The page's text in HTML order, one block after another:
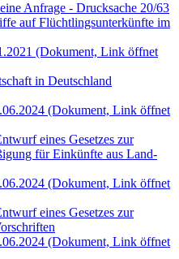
Anfrage - Drucksache 20/63
auf Flüchtlingsunterkünfte im
(Dokument, Link öffnet
in Deutschland
(Dokument, Link öffnet
eines Gesetzes zur
für Einkünfte aus Land-
(Dokument, Link öffnet
eines Gesetzes zur
(Dokument, Link öffnet